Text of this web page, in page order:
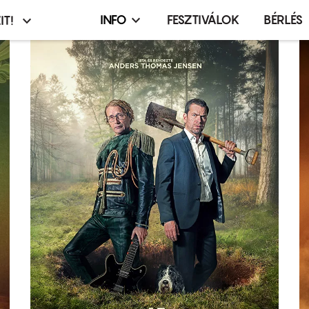
Infó,
esemény,
terembérlés
menü
INFO FESZTIVÁLOK BÉRLÉS